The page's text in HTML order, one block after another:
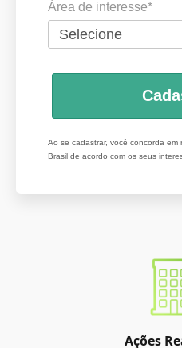
Área de interesse*
Ao se cadastrar, você concorda em
Brasil de acordo com os seus
Ações